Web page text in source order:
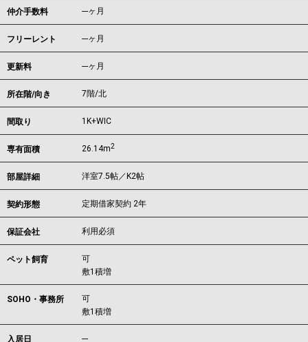
仲介手数料 ---ヶ月
フリーレント ---ヶ月
更新料 ---ヶ月
所在階/向き 7階/北
間取り 1K+WIC
専有面積 26.14m2
部屋詳細 洋室7.5帖／K2帖
契約形態 定期借家契約 2年
保証会社 利用必須
ペット飼育
可
敷1積増
SOHO・事務所
可
敷1積増
入居日 ---